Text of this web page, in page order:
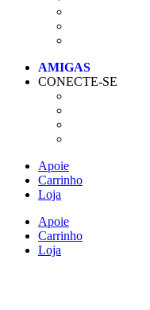
CONECTE-SE
Apoie
Carrinho
Loja
Apoie
Carrinho
Loja